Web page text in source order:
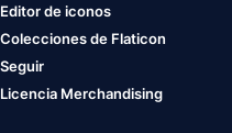
Editor de iconos
Colecciones de Flaticon
Seguir
Licencia Merchandising